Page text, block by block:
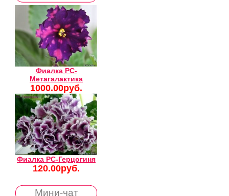
Фиалка РС-
Метагалактика
1000.00руб.
Фиалка РС-Герцогиня
120.00руб.
Мини-чат